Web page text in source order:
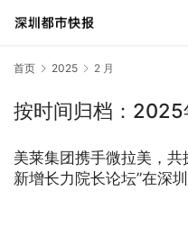
首页 2025 2 月
按时间归档：2025
美莱集团携手微拉美，
新增长力院长论坛”在深